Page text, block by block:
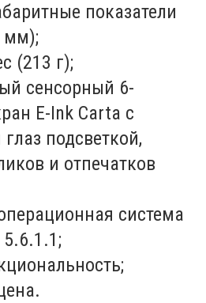
показатели
мм);
(213 г);
сенсорный 6-
E-Ink Carta с
подсветкой,
и отпечатков
система